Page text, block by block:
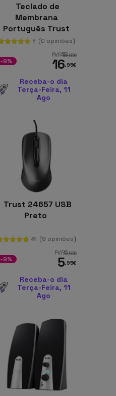
Teclado de
Membrana
Português Trust
Primo USB
8 (0 opiniões)
PVR18,65€
16,95€
-9%
Receba-o dia
Terça-Feira, 11
Ago
Trust 24657 USB
Preto
39 (9 opiniões)
PVR6,55€
5,95€
-9%
Receba-o dia
Terça-Feira, 11
Ago